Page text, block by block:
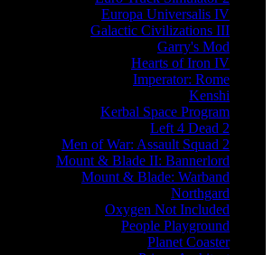
Europa Universalis IV
Galactic Civilizations III
Garry's Mod
Hearts of Iron IV
Imperator: Rome
Kenshi
Kerbal Space Program
Left 4 Dead 2
Men of War: Assault Squad 2
Mount & Blade II: Bannerlord
Mount & Blade: Warband
Northgard
Oxygen Not Included
People Playground
Planet Coaster